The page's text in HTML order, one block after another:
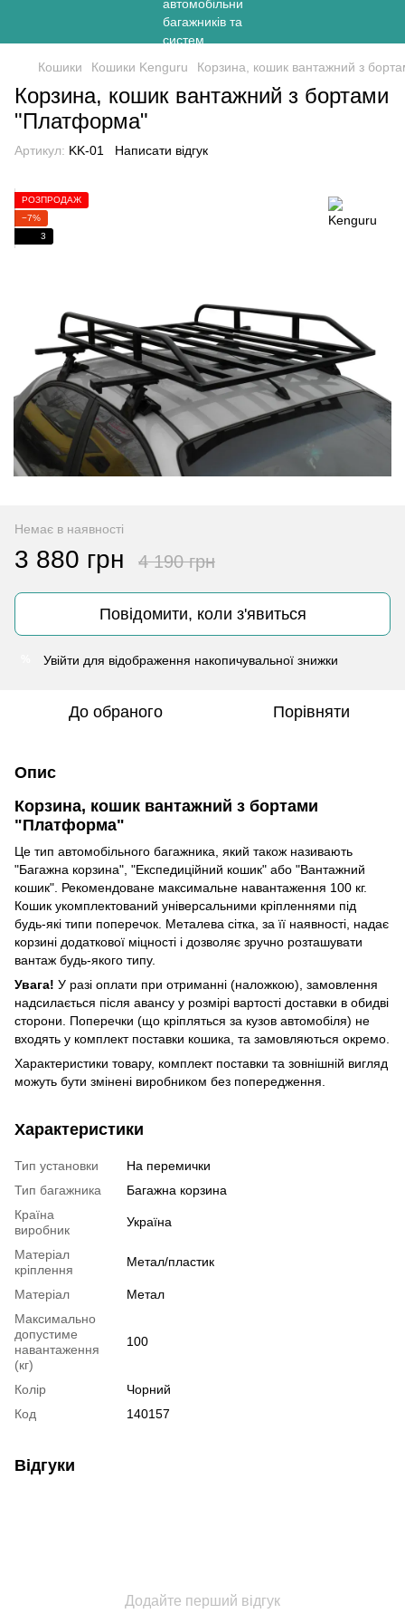
Кошики Кошики Kenguru Корзина, кошик вантажний з
Корзина, кошик вантажний з бортами
"Платформа"
Артикул: KK-01 Написати відгук
РОЗПРОДАЖ
−7%
3
Немає в наявності
3 880 грн 4 190 грн
Повідомити, коли з'явиться
Увійти для відображення накопичувальної знижки
До обраного Порівняти
Опис
Корзина, кошик вантажний з бортами
"Платформа"
Це тип автомобільного багажника, який також називають
"Багажна корзина", "Експедиційний кошик" або "Вантажний
кошик". Рекомендоване максимальне навантаження 100 кг.
Кошик укомплектований універсальними кріпленнями під
будь-які типи поперечок. Металева сітка, за її наявності, надає
корзині додаткової міцності і дозволяє зручно розташувати
вантаж будь-якого типу.
Увага! У разі оплати при отриманні (наложкою), замовлення
надсилається після авансу у розмірі вартості доставки в обидві
сторони. Поперечки (що кріпляться за кузов автомобіля) не
входять у комплект поставки кошика, та замовляються окремо.
Характеристики товару, комплект поставки та зовнішній вигляд
можуть бути змінені виробником без попередження.
Характеристики
Тип установки
На перемички
Тип багажника
Багажна корзина
Країна
виробник
Україна
Матеріал
кріплення
Метал/пластик
Матеріал
Метал
Максимально
допустиме
навантаження
(кг)
100
Колір
Чорний
Код
140157
Відгуки
Додайте перший відгук